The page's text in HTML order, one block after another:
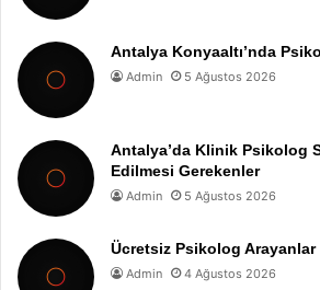
Antalya Konyaaltı’nda
Admin 5 Ağustos 2026
Antalya’da Klinik Psikolog
Edilmesi Gerekenler
Admin 5 Ağustos 2026
Ücretsiz Psikolog
Admin 4 Ağustos 2026